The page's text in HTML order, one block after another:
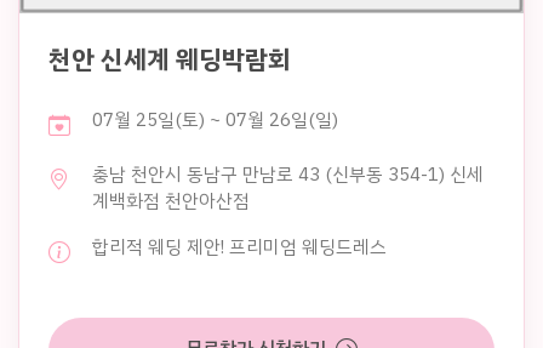
천안 신세계 웨딩박람회
07월 25일(토) ~ 07월 26일(일)
충남 천안시 동남구 만남로 43 (신부동 354-1) 신세
계백화점 천안아산점
합리적 웨딩 제안! 프리미엄 웨딩드레스